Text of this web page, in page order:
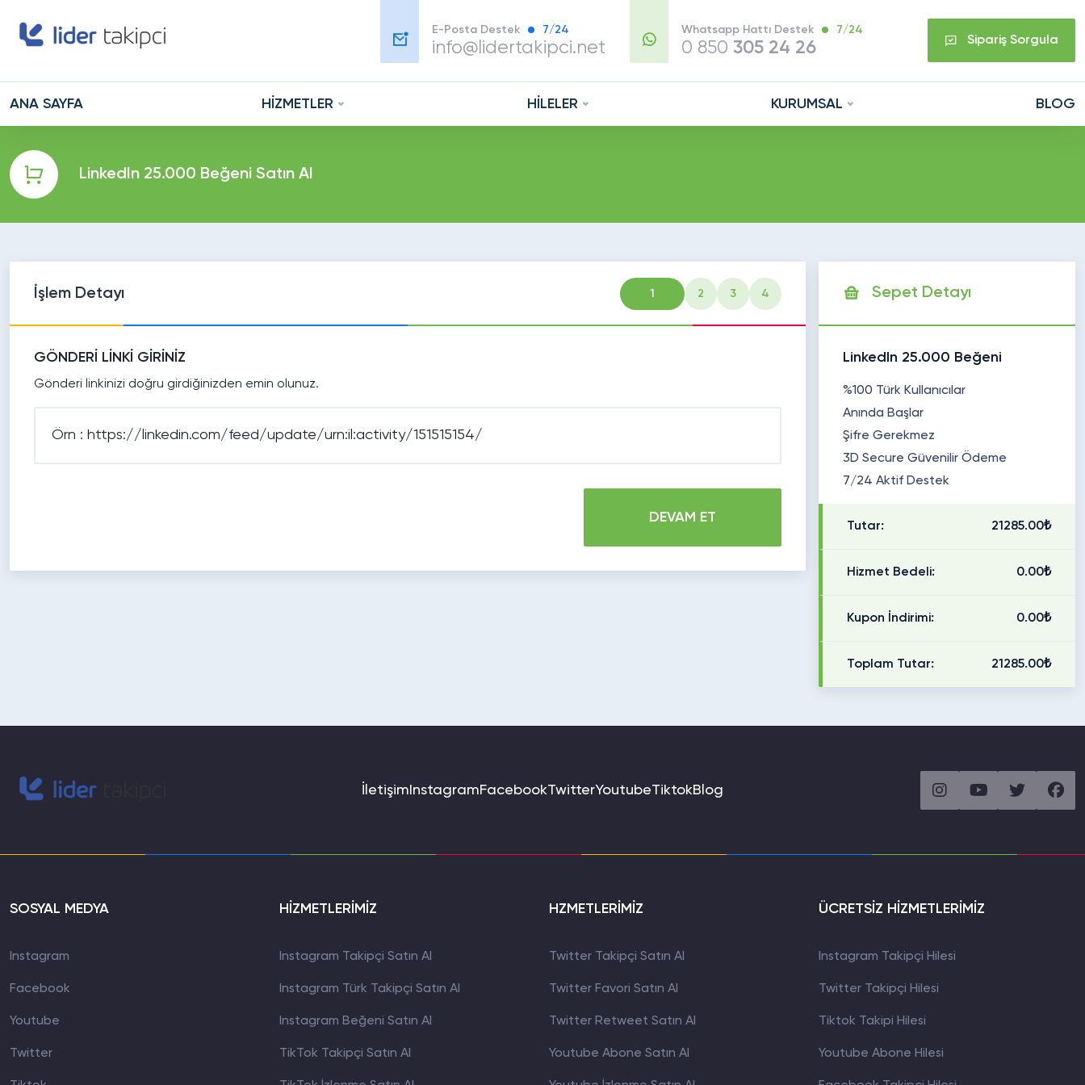
E-Posta Destek 7/24
info@lidertakipci.net
Whatsapp Hattı Destek 7/24
0 850 305 24 26 Sipariş Sorgula
ANA SAYFA HİZMETLER HİLELER KURUMSAL BLOG
LinkedIn 25.000 Beğeni Satın Al
İşlem Detayı 1 2 3 4
GÖNDERİ LİNKİ GİRİNİZ
Gönderi linkinizi doğru girdiğinizden emin olunuz.
DEVAM ET
Sepet Detayı
LinkedIn 25.000 Beğeni
%100 Türk Kullanıcılar
Anında Başlar
Şifre Gerekmez
3D Secure Güvenilir Ödeme
7/24 Aktif Destek
Tutar: 21285.00₺
Hizmet Bedeli: 0.00₺
Kupon İndirimi: 0.00₺
Toplam Tutar: 21285.00₺
İletişim InstagramFacebookTwitterYoutubeTiktokBlog
SOSYAL MEDYA
Instagram
Facebook
Youtube
Twitter
HİZMETLERİMİZ
Instagram Takipçi Satın Al
Instagram Türk Takipçi Satın Al
Instagram Beğeni Satın Al
TikTok Takipçi Satın Al
HZMETLERİMİZ
Twitter Takipçi Satın Al
Twitter Favori Satın Al
Twitter Retweet Satın Al
Youtube Abone Satın Al
ÜCRETSİZ HİZMETLERİMİZ
Instagram Takipçi Hilesi
Twitter Takipçi Hilesi
Tiktok Takipi Hilesi
Youtube Abone Hilesi
WhatsApp İletişim